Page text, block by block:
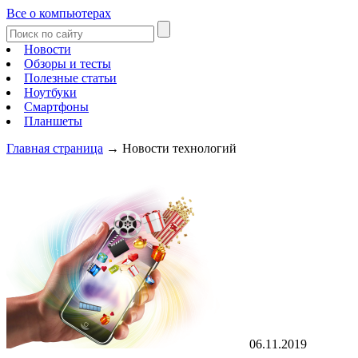
Все о компьютерах
Новости
Обзоры и тесты
Полезные статьи
Ноутбуки
Смартфоны
Планшеты
Главная страница → Новости технологий
06.11.2019